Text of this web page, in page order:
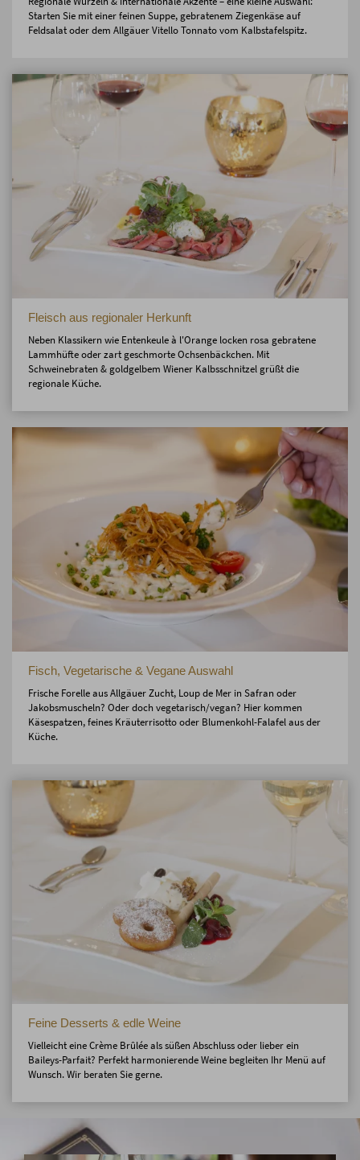
Starten Sie mit einer feinen Suppe, gebratenem Ziegenkäse auf
Feldsalat oder dem Allgäuer Vitello Tonnato vom Kalbstafelspitz.
Fleisch aus regionaler Herkunft
Neben Klassikern wie Entenkeule à l'Orange locken rosa gebratene
Lammhüfte oder zart geschmorte Ochsenbäckchen. Mit
Schweinebraten & goldgelbem Wiener Kalbsschnitzel grüßt die
regionale Küche.
Fisch, Vegetarische & Vegane Auswahl
Frische Forelle aus Allgäuer Zucht, Loup de Mer in Safran oder
Jakobsmuscheln? Oder doch vegetarisch/vegan? Hier kommen
Käsespatzen, feines Kräuterrisotto oder Blumenkohl-Falafel aus der
Küche.
Feine Desserts & edle Weine
Vielleicht eine Crème Brûlée als süßen Abschluss oder lieber ein
Baileys-Parfait? Perfekt harmonierende Weine begleiten Ihr Menü auf
Wunsch. Wir beraten Sie gerne.